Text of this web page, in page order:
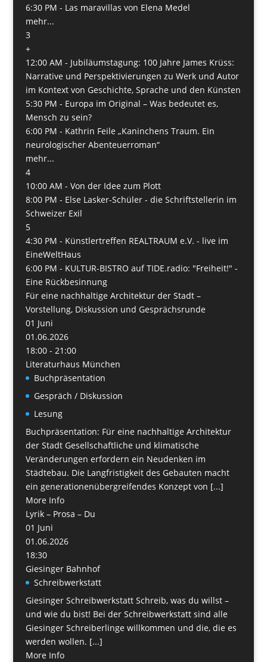
6:30 PM - Las maravillas von Elena Medel
mehr...
3
+
12:00 AM - Jubiläumstagung: 100 Jahre James Krüss:
Narrative und Perspektivierungen zu Werk und Autor
im Kontext von Geschichte, Sprache und den Künsten
5:30 PM - Europa im Original – Was bedeutet es,
Mensch zu sein?
6:00 PM - Kathrin Feile „Kaninchens Traum. Ein
neurologischer Abenteuerroman“
mehr...
4
10:00 AM - Von der Idee zum Plott
8:00 PM - Else Lasker-Schüler - die Schriftstellerin im
Schweizer Exil
5
4:30 PM - Künstlertreffen REALTRAUM e.V. - live im
EineWeltHaus
6:00 PM - KULTUR-BISTRO auf TIDE.radio: "Freiheit!" -
Eine Rückbesinnung
Für eine nachhaltige Architektur der Stadt –
Vorstellung, Diskussion und Gesprächsrunde
01 Juni
01.06.2026
18:00 - 21:00
Literaturhaus München
Buchpräsentation
Gespräch / Diskussion
Lesung
Buchpräsentation: Für eine nachhaltige Architektur
der Stadt Gesellschaftliche und klimatische
Veränderungen erfordern ein Neudenken im
Städtebau. Die Langfristigkeit des Gebauten macht
ein generationenübergreifendes Konzept von [...]
More Info
Lyrik – Prosa – Du
01 Juni
01.06.2026
18:30
Giesinger Bahnhof
Schreibwerkstatt
Giesinger Schreibwerkstatt Schreib, was du willst –
und wie du bist! Bei der Schreibwerkstatt sind alle
Giesinger Schreiberlinge willkommen und die, die es
werden wollen. [...]
More Info